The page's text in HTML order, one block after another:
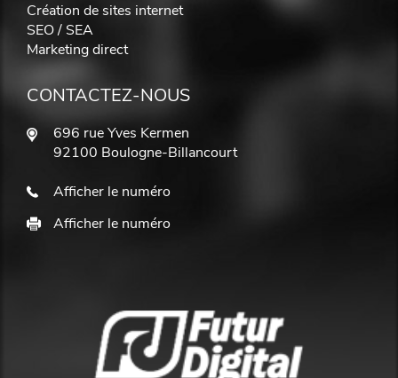
Création de sites internet
SEO / SEA
Marketing direct
CONTACTEZ-NOUS
696 rue Yves Kermen
92100 Boulogne-Billancourt
Afficher le numéro
Afficher le numéro